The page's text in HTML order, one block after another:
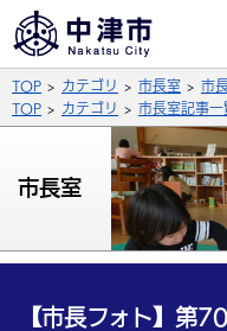
拡大
公式SNS
X
サイト内検索
総合メニュー
TOP カテゴリ 市長室 市
TOP
カテゴリ 市長室記事一
市長室
【市長フォト】第